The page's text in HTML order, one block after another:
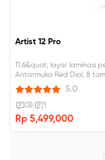
Artist 12 Pro
11.6&quot; layar laminasi
Antarmuka Red Dial, 8 tombol
pintas yang dapat
5.0
(3) 1
Rp 5,499,000